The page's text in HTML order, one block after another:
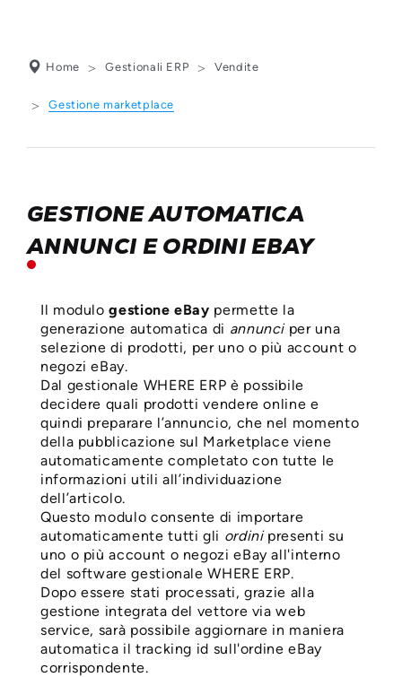
GESTIONE
ANNUNCI E ORDINI
SU EBAY E AMAZON
Home Gestionali ERP Vendite
Gestione marketplace
GESTIONE AUTOMATICA
ANNUNCI E ORDINI EBAY
Il modulogestione eBay permette la
generazione automatica di annunciper una
selezione di prodotti, per uno o più account o
negozi eBay.
Dal gestionale WHERE ERP è possibile
decidere quali prodotti vendere online e
quindi preparare l’annuncio, che nel momento
della pubblicazione sul Marketplace viene
automaticamente completato con tutte le
informazioni utili all’individuazione
dell’articolo.
Questo modulo consente di importare
automaticamente tutti gli ordinipresenti su
uno o più account o negozi eBay all'interno
del software gestionale WHERE ERP.
Dopo essere stati processati, grazie alla
gestione integrata del vettore via web
service, sarà possibile aggiornare in maniera
automatica il tracking id sull'ordine eBay
corrispondente.